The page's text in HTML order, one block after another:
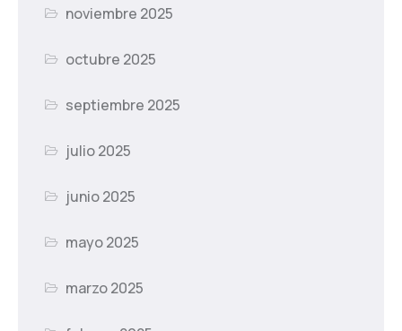
noviembre 2025
octubre 2025
septiembre 2025
julio 2025
junio 2025
mayo 2025
marzo 2025